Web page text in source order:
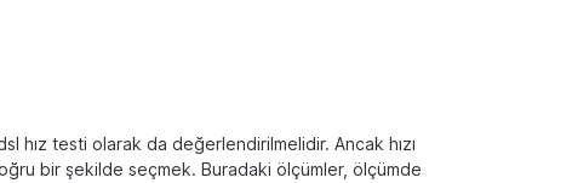
hız testi olarak da değerlendirilmelidir. Ancak hızı
bir şekilde seçmek. Buradaki ölçümler, ölçümde